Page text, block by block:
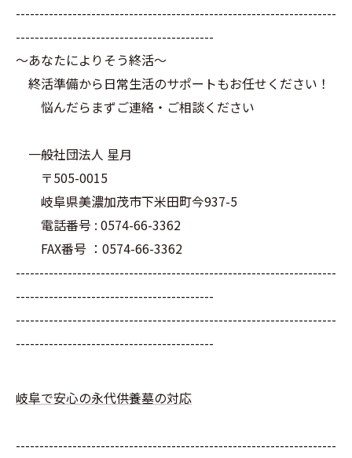
--------------------------------------------------------------------
------------------------------------------
～あなたによりそう終活～
終活準備から日常生活のサポートもお任せください！
悩んだらまずご連絡・ご相談ください
一般社団法人 星月
〒505-0015
岐阜県美濃加茂市下米田町今937-5
電話番号 : 0574-66-3362
FAX番号 ：0574-66-3362
--------------------------------------------------------------------
------------------------------------------
--------------------------------------------------------------------
------------------------------------------
岐阜で安心の永代供養墓の対応
--------------------------------------------------------------------